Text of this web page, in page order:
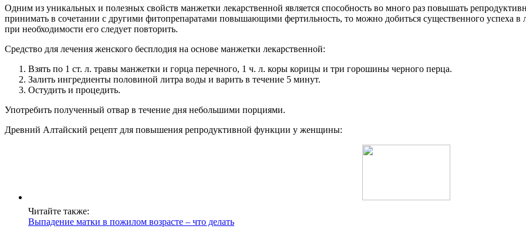
Одним из уникальных и полезных свойств манжетки лекарственной является способность во много раз повышать
принимать в сочетании с другими фитопрепаратами повышающими фертильность, то можно добиться существенного успеха в
при необходимости его следует повторить.
Средство для лечения женского бесплодия на основе манжетки лекарственной:
Взять по 1 ст. л. травы манжетки и горца перечного, 1 ч. л. коры корицы и три горошины черного перца.
Залить ингредиенты половиной литра воды и варить в течение 5 минут.
Остудить и процедить.
Употребить полученный отвар в течение дня небольшими порциями.
Древний Алтайский рецепт для повышения репродуктивной функции у женщины:
Читайте также:
Выпадение матки в пожилом возрасте – что делать